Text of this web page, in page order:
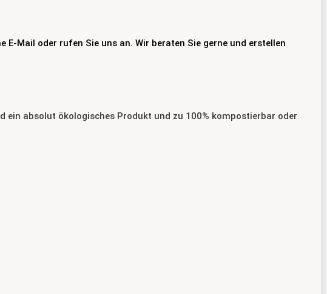
Mail oder rufen Sie uns an. Wir beraten Sie gerne und erstellen
ein absolut ökologisches Produkt und zu 100% kompostierbar oder